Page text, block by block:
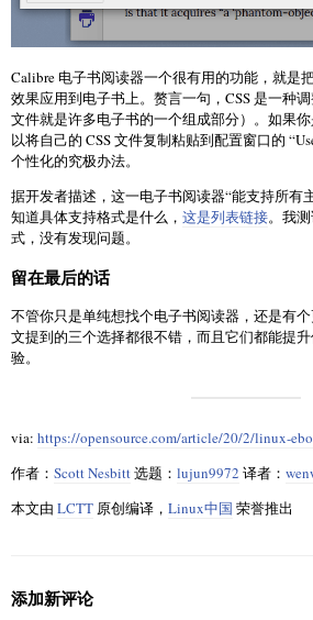
Calibre 电子书阅读器一个很有用的功能，就是
效果应用到电子书上。赘言一句，CSS 是一种
文件就是许多电子书的一个组成部分）。如果
以将自己的 CSS 文件复制粘贴到配置窗口的
个性化的究极办法。
据开发者描述，这一电子书阅读器“能支持所有
知道具体支持格式是什么， 这是列表链接。我
式，没有发现问题。
留在最后的话
不管你只是单纯想找个电子书阅读器，还是有
文提到的三个选择都很不错，而且它们都能提
验。
via: https://opensource.com/article/20/2/linux-
作者： Scott Nesbitt选题： lujun9972 译者：
本文由 LCTT 原创编译， Linux中国 荣誉推出
添加新评论